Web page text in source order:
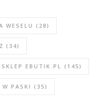
WESELU (28)
(34)
SKLEP EBUTIK.PL (145)
W PASKI (35)